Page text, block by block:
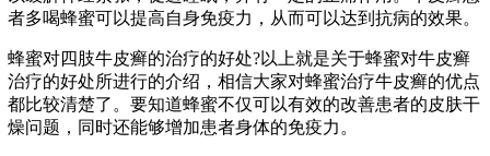
者多喝蜂蜜可以提高自身免疫力，从而可以达到抗病的效果。
蜂蜜对四肢牛皮癣的治疗的好处?以上就是关于蜂蜜对牛皮癣
治疗的好处所进行的介绍，相信大家对蜂蜜治疗牛皮癣的优点
都比较清楚了。要知道蜂蜜不仅可以有效的改善患者的皮肤干
燥问题，同时还能够增加患者身体的免疫力。